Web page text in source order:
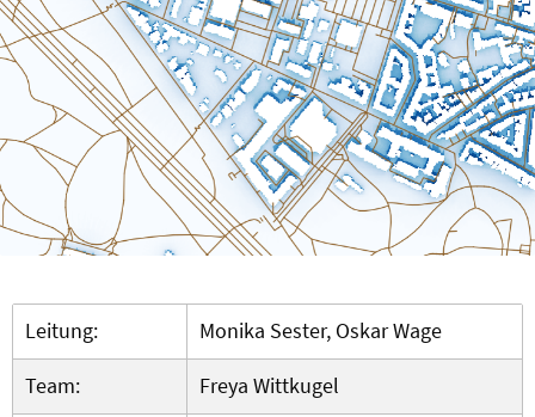
Leitung:
Monika Sester, Oskar Wage
Team:
Freya Wittkugel